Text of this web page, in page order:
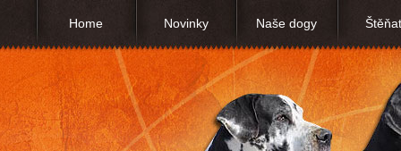
Home Novinky Naše dogy